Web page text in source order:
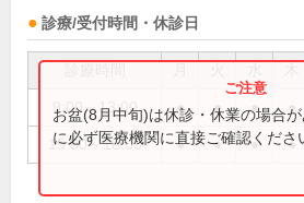
診療/受付時間・休診日
9:00～13:00 ● ● ● ●
15:00～18:00 ● ● ● ●
お盆(8月中旬)は休診・休業の場合
に必ず医療機関に直接ご確認くださ